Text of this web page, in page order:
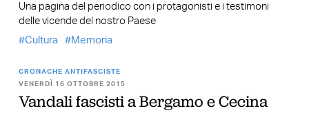
Una pagina del periodico con i protagonisti e i testimoni
delle vicende del nostro Paese
Cultura
Memoria
CRONACHE ANTIFASCISTE
VENERDÌ 16 OTTOBRE 2015
Vandali fascisti a Bergamo e Cecina